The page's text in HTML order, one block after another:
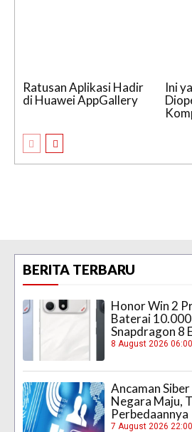
Ratusan Aplikasi Hadir
di Huawei AppGallery
Ini
BERITA TERBARU
Honor Win 2
Baterai
Snapdragon 8
8 August 2026
Ancaman
Negara Maju,
Perbedaannya
7 August 2026